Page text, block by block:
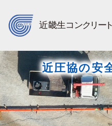
近圧協の安